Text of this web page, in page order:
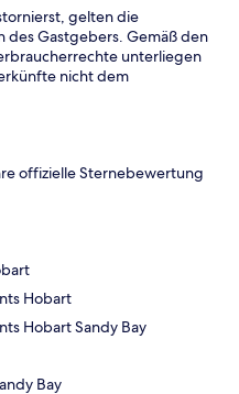
gelten die
Gastgebers. Gemäß den
unterliegen
nicht dem
offizielle Sternebewertung
Hobart
Hobart Sandy Bay
Bay